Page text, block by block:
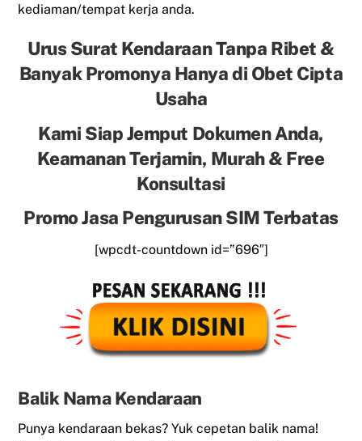
kediaman/tempat kerja anda.
Urus Surat Kendaraan Tanpa Ribet &
Banyak Promonya Hanya di Obet Cipta
Usaha
Kami Siap Jemput Dokumen Anda,
Keamanan Terjamin, Murah & Free
Konsultasi
Promo Jasa Pengurusan SIM Terbatas
[wpcdt-countdown id=”696″]
Balik Nama Kendaraan
Punya kendaraan bekas? Yuk cepetan balik nama!